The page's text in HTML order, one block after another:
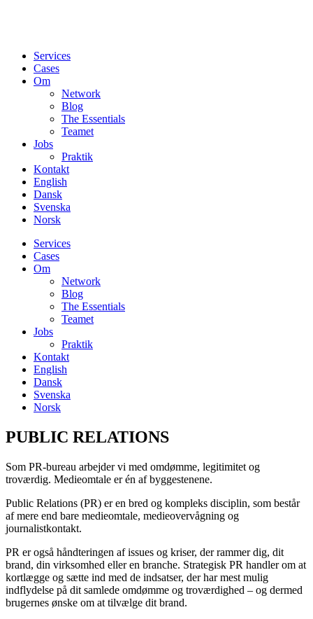
Services
Cases
Om
Network
Blog
The Essentials
Teamet
Jobs
Praktik
Kontakt
English
Dansk
Svenska
Norsk
Services
Cases
Om
Network
Blog
The Essentials
Teamet
Jobs
Praktik
Kontakt
English
Dansk
Svenska
Norsk
PUBLIC RELATIONS
Som PR-bureau arbejder vi med omdømme, legitimitet og
troværdig. Medieomtale er én af byggestenene.
Public Relations (PR) er en bred og kompleks disciplin, som består
af mere end bare medieomtale, medieovervågning og
journalistkontakt.
PR er også håndteringen af issues og kriser, der rammer dig, dit
brand, din virksomhed eller en branche. Strategisk PR handler om at
kortlægge og sætte ind med de indsatser, der har mest mulig
indflydelse på dit samlede omdømme og troværdighed – og dermed
brugernes ønske om at tilvælge dit brand.